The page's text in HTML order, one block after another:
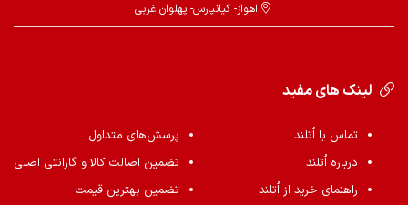
اهواز- کیانپارس- پهلوان غربی
لینک های مفید
تماس با اُتلند
درباره اُتلند
راهنمای خرید از اُتلند
پرسش‌های متداول
تضمین اصالت کالا و گارانتی اصلی
تضمین بهترین قیمت